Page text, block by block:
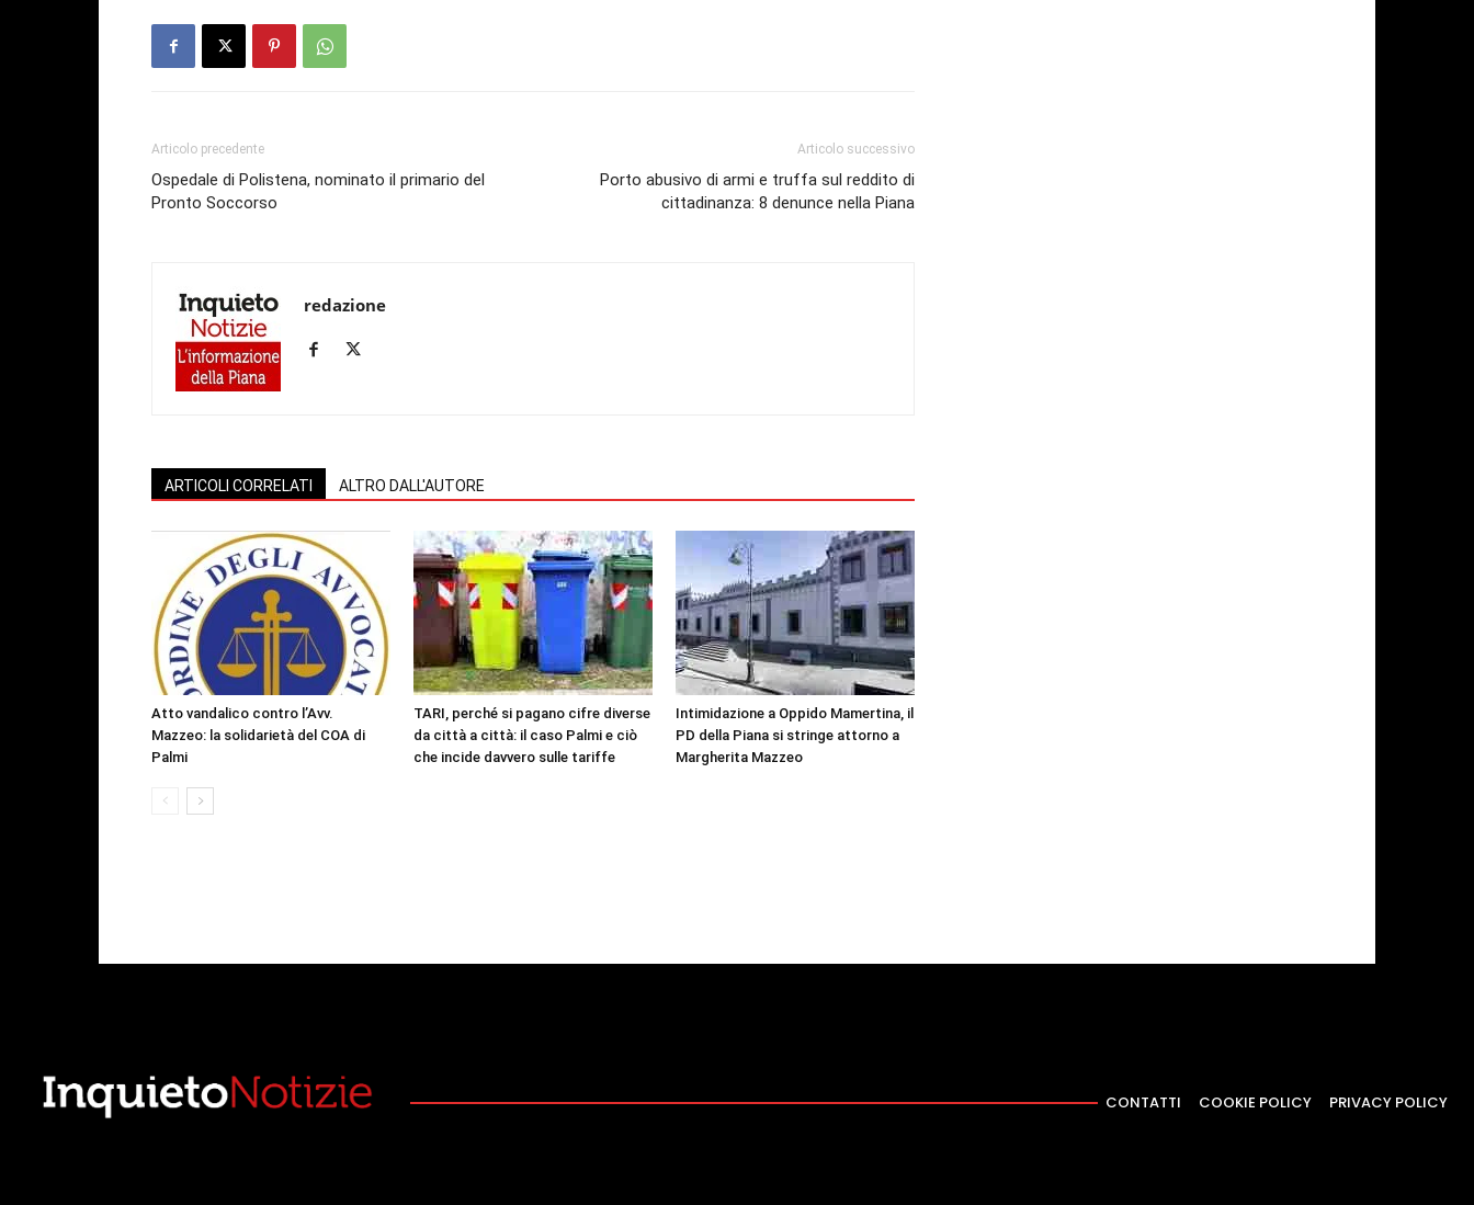
Articolo precedente
Ospedale di Polistena, nominato il primario del
Pronto Soccorso
Articolo successivo
Porto abusivo di armi e truffa sul reddito di
cittadinanza: 8 denunce nella Piana
redazione
ARTICOLI CORRELATI ALTRO DALL'AUTORE
Atto vandalico contro l’Avv.
Mazzeo: la solidarietà del COA di
Palmi
TARI, perché si pagano cifre diverse
da città a città: il caso Palmi e ciò
che incide davvero sulle tariffe
Intimidazione a Oppido Mamertina, il
PD della Piana si stringe attorno a
Margherita Mazzeo
CONTATTI COOKIE POLICY PRIVACY POLICY